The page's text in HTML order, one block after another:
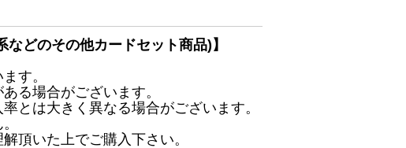
どのその他カードセット商品)】
す。
る場合がございます。
とは大きく異なる場合がございます。
頂いた上でご購入下さい。